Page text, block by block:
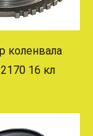
коленвала
16 кл